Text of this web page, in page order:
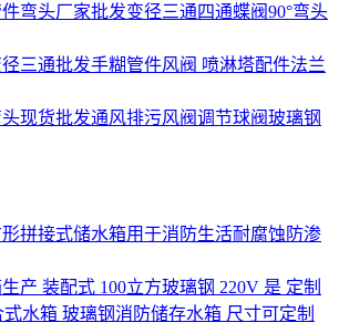
弯头厂家批发变径三通四通蝶阀90°弯头
三通批发手糊管件风阀 喷淋塔配件法兰
现货批发通风排污风阀调节球阀玻璃钢
拼接式储水箱用于消防生活耐腐蚀防渗
产 装配式 100立方玻璃钢 220V 是 定制
水箱 玻璃钢消防储存水箱 尺寸可定制